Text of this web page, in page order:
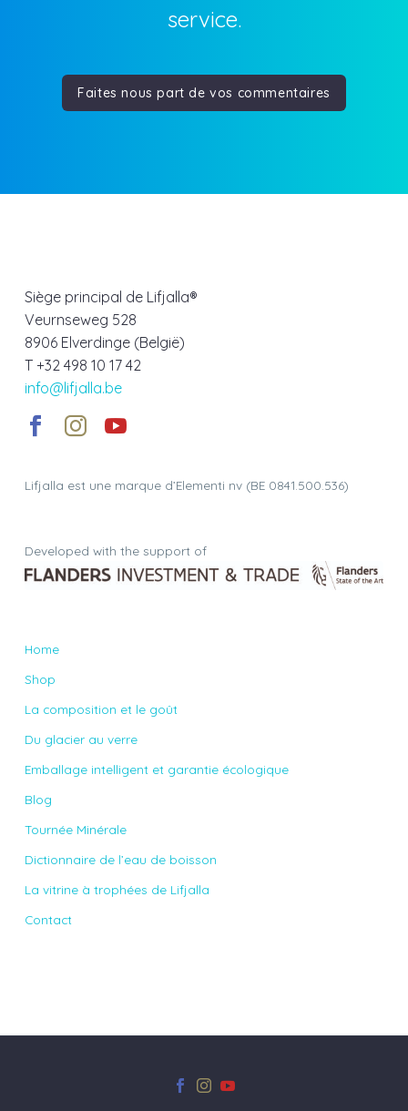
service.
Faites nous part de vos commentaires
Siège principal de Lifjalla®
Veurnseweg 528
8906 Elverdinge (België)
T +32 498 10 17 42
info@lifjalla.be
Lifjalla est une marque d’Elementi nv (BE 0841.500.536)
Developed with the support of
Home
Shop
La composition et le goût
Du glacier au verre
Emballage intelligent et garantie écologique
Blog
Tournée Minérale
Dictionnaire de l’eau de boisson
La vitrine à trophées de Lifjalla
Contact